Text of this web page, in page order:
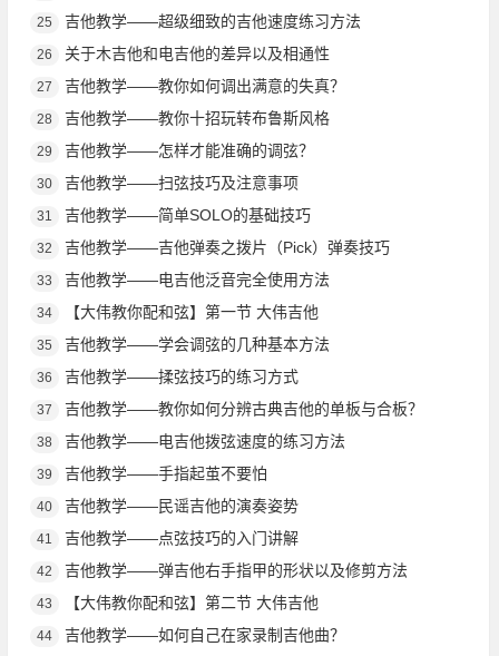
25 吉他教学——超级细致的吉他速度练习方法
26 关于木吉他和电吉他的差异以及相通性
27 吉他教学——教你如何调出满意的失真？
28 吉他教学——教你十招玩转布鲁斯风格
29 吉他教学——怎样才能准确的调弦？
30 吉他教学——扫弦技巧及注意事项
31 吉他教学——简单SOLO的基础技巧
32 吉他教学——吉他弹奏之拨片（Pick）弹奏技巧
33 吉他教学——电吉他泛音完全使用方法
34 【大伟教你配和弦】第一节 大伟吉他
35 吉他教学——学会调弦的几种基本方法
36 吉他教学——揉弦技巧的练习方式
37 吉他教学——教你如何分辨古典吉他的单板与合板？
38 吉他教学——电吉他拨弦速度的练习方法
39 吉他教学——手指起茧不要怕
40 吉他教学——民谣吉他的演奏姿势
41 吉他教学——点弦技巧的入门讲解
42 吉他教学——弹吉他右手指甲的形状以及修剪方法
43 【大伟教你配和弦】第二节 大伟吉他
44 吉他教学——如何自己在家录制吉他曲？